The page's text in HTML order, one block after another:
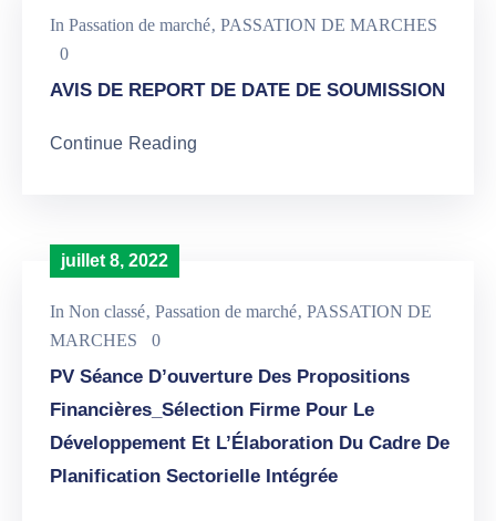
In Passation de marché‚ PASSATION DE MARCHES
0
AVIS DE REPORT DE DATE DE SOUMISSION
Continue Reading
juillet 8, 2022
In Non classé‚ Passation de marché‚ PASSATION DE
MARCHES
0
PV Séance D’ouverture Des Propositions
Financières_Sélection Firme Pour Le
Développement Et L’Élaboration Du Cadre De
Planification Sectorielle Intégrée